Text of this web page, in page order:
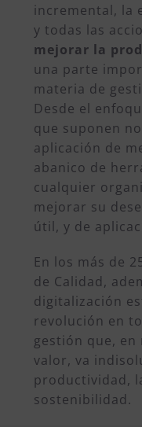
incremental, la
y todas las
mejorar la
una parte
materia de
Desde el
que suponen
aplicación de
abanico de
cualquier
mejorar su
útil, y de
En los más de
de Calidad,
digitalización
revolución en
gestión que,
valor, va
productividad,
sostenibilidad.